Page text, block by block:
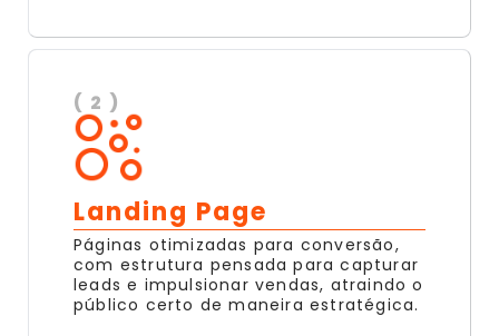
( 2 )
Landing Page
Páginas otimizadas para conversão,
com estrutura pensada para capturar
leads e impulsionar vendas, atraindo o
público certo de maneira estratégica.